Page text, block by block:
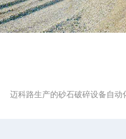
迈科路生产的砂石破碎设备自